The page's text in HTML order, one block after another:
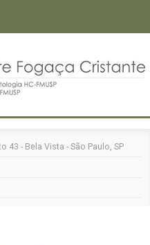
43 - Bela Vista - São Paulo, SP